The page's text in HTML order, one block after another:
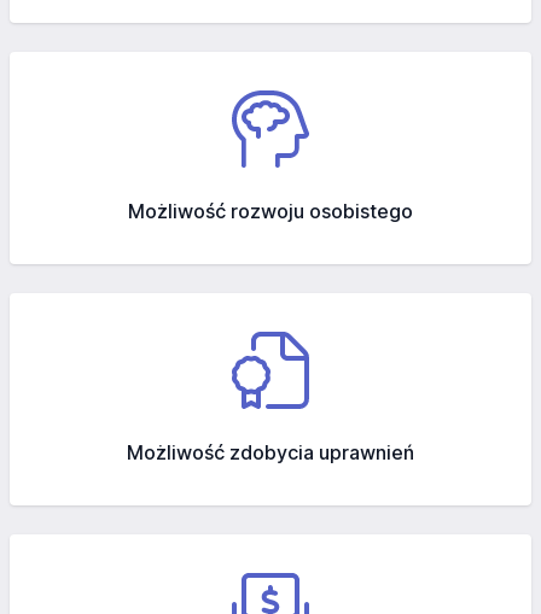
Możliwość rozwoju osobistego
Możliwość zdobycia uprawnień